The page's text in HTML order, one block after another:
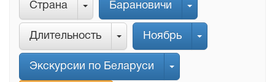
Страна Барановичи
Длительность Ноябрь
Экскурсии по Беларуси